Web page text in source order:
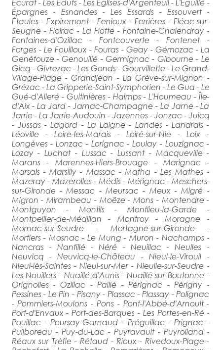
Écurat - Les Éduts - Les Églises-d'Argenteuil - L'Éguille -
Épargnes - Esnandes - Les Essards - Essouvert -
Étaules - Expiremont - Fenioux - Ferrières - Fléac-sur-
Seugne - Floirac - La Flotte - Fontaine-Chalendray -
Fontaines-d'Ozillac - Fontcouverte - Fontenet -
Forges - Le Fouilloux - Fouras - Geay - Gémozac - La
Genétouze - Genouillé - Germignac - Gibourne - Le
Gicq - Givrezac - Les Gonds - Gourvillette - Le Grand-
Village-Plage - Grandjean - La Grève-sur-Mignon -
Grézac - La Gripperie-Saint-Symphorien - Le Gua - Le
Gué-d'Alleré - Guitinières - Haimps - L'Houmeau - Île-
d'Aix - La Jard - Jarnac-Champagne - La Jarne - La
Jarrie - La Jarrie-Audouin - Jazennes - Jonzac - Juicq
- Jussas - Lagord - La Laigne - Landes - Landrais -
Léoville - Loire-les-Marais - Loiré-sur-Nie - Loix -
Longèves - Lonzac - Lorignac - Loulay - Louzignac -
Lozay - Luchat - Lussac - Lussant - Macqueville -
Marans - Marennes-Hiers-Brouage - Marignac -
Marsais - Marsilly - Massac - Matha - Les Mathes -
Mazeray - Mazerolles - Médis - Mérignac - Meschers-
sur-Gironde - Messac - Meursac - Meux - Migré -
Migron - Mirambeau - Moëze - Mons - Montendre -
Montguyon - Montils - Montlieu-la-Garde -
Montpellier-de-Médillan - Montroy - Moragne -
Mornac-sur-Seudre - Mortagne-sur-Gironde -
Mortiers - Mosnac - Le Mung - Muron - Nachamps -
Nancras - Nantillé - Néré - Neuillac - Neulles -
Neuvicq - Neuvicq-le-Château - Nieul-le-Virouil -
Nieul-lès-Saintes - Nieul-sur-Mer - Nieulle-sur-Seudre -
Les Nouillers - Nuaillé-d'Aunis - Nuaillé-sur-Boutonne -
Orignolles - Ozillac - Paillé - Pérignac - Périgny -
Pessines - Le Pin - Pisany - Plassac - Plassay - Polignac
- Pommiers-Moulons - Pons - Pont-l'Abbé-d'Arnoult -
Port-d'Envaux - Port-des-Barques - Les Portes-en-Ré -
Pouillac - Poursay-Garnaud - Préguillac - Prignac -
Puilboreau - Puy-du-Lac - Puyravault - Puyrolland -
Réaux sur Trèfle - Rétaud - Rioux - Rivedoux-Plage -